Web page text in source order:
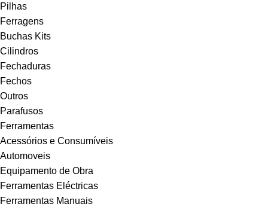
Pilhas
Ferragens
Buchas Kits
Cilindros
Fechaduras
Fechos
Outros
Parafusos
Ferramentas
Acessórios e Consumíveis
Automoveis
Equipamento de Obra
Ferramentas Eléctricas
Ferramentas Manuais